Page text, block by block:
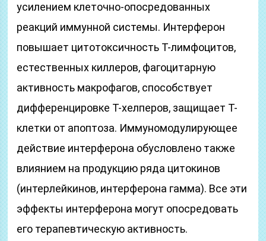
усилением клеточно-опосредованных
реакций иммунной системы. Интерферон
повышает цитотоксичность Т-лимфоцитов,
естественных киллеров, фагоцитарную
активность макрофагов, способствует
дифференцировке Т-хелперов, защищает Т-
клетки от апоптоза. Иммуномодулирующее
действие интерферона обусловлено также
влиянием на продукцию ряда цитокинов
(интерлейкинов, интерферона гамма). Все эти
эффекты интерферона могут опосредовать
его терапевтическую активность.